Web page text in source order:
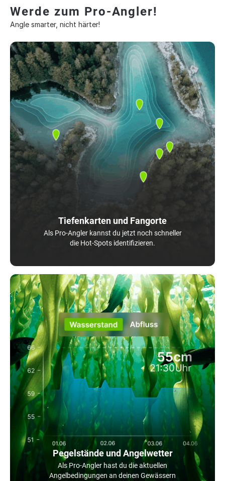
Werde zum Pro-Angler!
Angle smarter, nicht härter!
Tiefenkarten und Fangorte
Als Pro-Angler kannst du jetzt noch schneller
die Hot-Spots identifizieren.
Pegelstände und Angelwetter
Als Pro-Angler hast du die aktuellen
Angelbedingungen an deinen Gewässern